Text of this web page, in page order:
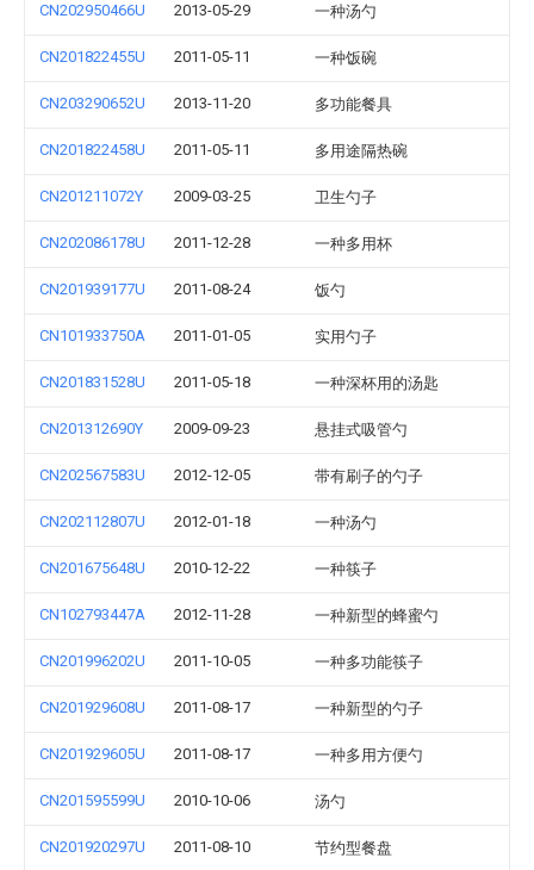
CN202950466U 2013-05-29 一种汤勺
CN201822455U 2011-05-11 一种饭碗
CN203290652U 2013-11-20 多功能餐具
CN201822458U 2011-05-11 多用途隔热碗
CN201211072Y 2009-03-25 卫生勺子
CN202086178U 2011-12-28 一种多用杯
CN201939177U 2011-08-24 饭勺
CN101933750A 2011-01-05 实用勺子
CN201831528U 2011-05-18 一种深杯用的汤匙
CN201312690Y 2009-09-23 悬挂式吸管勺
CN202567583U 2012-12-05 带有刷子的勺子
CN202112807U 2012-01-18 一种汤勺
CN201675648U 2010-12-22 一种筷子
CN102793447A 2012-11-28 一种新型的蜂蜜勺
CN201996202U 2011-10-05 一种多功能筷子
CN201929608U 2011-08-17 一种新型的勺子
CN201929605U 2011-08-17 一种多用方便勺
CN201595599U 2010-10-06 汤勺
CN201920297U 2011-08-10 节约型餐盘